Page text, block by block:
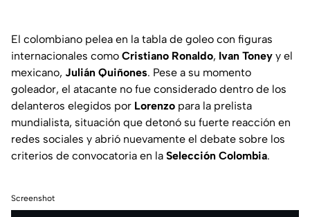
El colombiano pelea en la tabla de goleo con figuras
internacionales como Cristiano Ronaldo, Ivan Toney y el
mexicano, Julián Quiñones. Pese a su momento
goleador, el atacante no fue considerado dentro de los
delanteros elegidos por Lorenzo para la prelista
mundialista, situación que detonó su fuerte reacción en
redes sociales y abrió nuevamente el debate sobre los
criterios de convocatoria en la Selección Colombia.
Screenshot